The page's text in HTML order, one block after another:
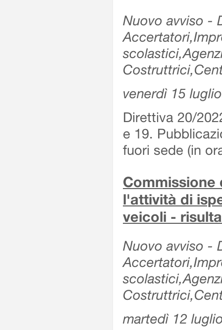
Nuovo avviso -
venerdì 15
Direttiva 20/
e 19.
fuori sede (in
l'attività di
veicoli -
Nuovo avviso -
martedì 12